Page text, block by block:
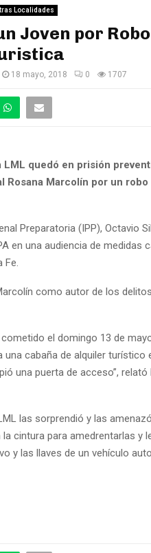
Localidades
Joven por
18 mayo, 2018 0 1707
quedó en prisión
Rosana Marcolín por un
Preparatoria (IPP), Octavio
en una audiencia de medidas
como autor de los
el domingo 13 de
cabaña de alquiler turístico
una puerta de acceso”, relató
las sorprendió y las
cintura para amedrentarlas y
y las llaves de un vehículo